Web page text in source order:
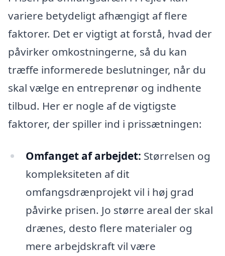
variere betydeligt afhængigt af flere
faktorer. Det er vigtigt at forstå, hvad der
påvirker omkostningerne, så du kan
træffe informerede beslutninger, når du
skal vælge en entreprenør og indhente
tilbud. Her er nogle af de vigtigste
faktorer, der spiller ind i prissætningen:
Omfanget af arbejdet: Størrelsen og
kompleksiteten af dit
omfangsdrænprojekt vil i høj grad
påvirke prisen. Jo større areal der skal
drænes, desto flere materialer og
mere arbejdskraft vil være